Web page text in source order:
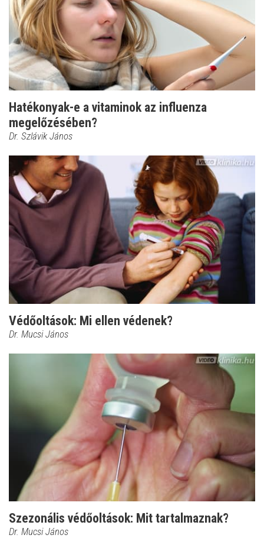
Hatékonyak-e a vitaminok az influenza
megelőzésében?
Dr. Szlávik János
Védőoltások: Mi ellen védenek?
Dr. Mucsi János
Szezonális védőoltások: Mit tartalmaznak?
Dr. Mucsi János